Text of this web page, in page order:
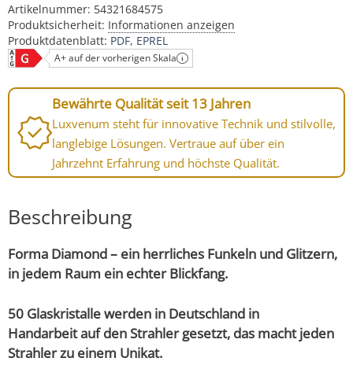
Artikelnummer: 54321684575
Produktsicherheit: Informationen anzeigen
Produktdatenblatt: PDF EPREL
A+ auf der vorherigen Skala
Bewährte Qualität seit 13 Jahren
Luxvenum steht für innovative Technik und stilvolle,
langlebige Lösungen. Vertraue auf über ein
Jahrzehnt Erfahrung und höchste Qualität.
Beschreibung
Forma Diamond – ein herrliches Funkeln und Glitzern,
in jedem Raum ein echter Blickfang.
50 Glaskristalle werden in Deutschland in
Handarbeit auf den Strahler gesetzt, das macht jeden
Strahler zu einem Unikat.